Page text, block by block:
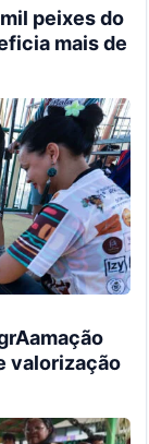
peixes do
mais de
valorização